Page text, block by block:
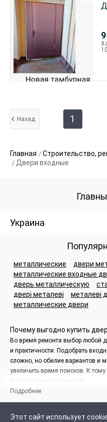
Назад 1
Главная Строительство,
Двери входные
Украина
металлические двери
металлические входные
дверь металлическую
двері металеві
металеві
металлические двери
Этот сайт использует
Почему выгодно купить
Во время ремонта выбор любой
и практичности. Подобрать
сложно, но обилие вариантов и
увеличить время поисков. К
представлены все модели.
строительном магазине за счет
Подробнее